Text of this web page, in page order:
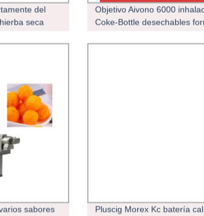
del
seca
Objetivo Aivono 6000
Coke-Bottle desechables
Vape desechables Vaping
sabores
Pluscig Morex Kc batería